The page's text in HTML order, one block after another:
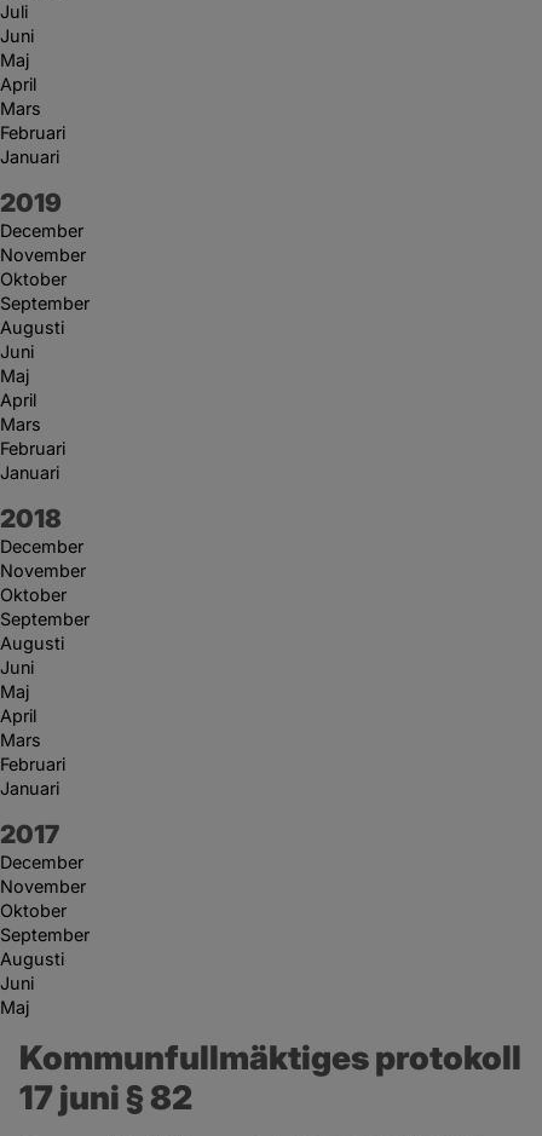
Juli
Juni
Maj
April
Mars
Februari
Januari
År:
2019
December
November
Oktober
September
Augusti
Juni
Maj
April
Mars
Februari
Januari
År:
2018
December
November
Oktober
September
Augusti
Juni
Maj
April
Mars
Februari
Januari
År:
2017
December
November
Oktober
September
Augusti
Juni
Maj
Kommunfullmäktiges protokoll
17 juni § 82